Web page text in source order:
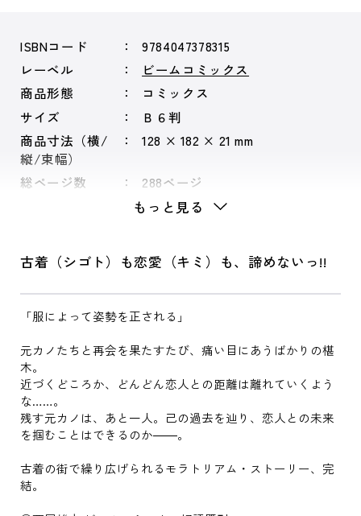
ISBNコード
9784047378315
レーベル
ビームコミックス
商品形態
コミックス
サイズ
Ｂ６判
商品寸法（横/
縦/束幅）
128 × 182 × 21 mm
総ページ数 288ページ
もっと見る
古着（シゴト）も恋愛（キミ）も、諦めないっ!!
「服によって姿勢を正される」
元カノたちと再会を果たすたび、痛い目にあうばかりの椹
木。
近づくどころか、どんどん恋人との距離は離れていくよう
な……。
残す元カノは、あと一人。己の過去を辿り、恋人との未来
を掴むことはできるのか――。
古着の街で繰り広げられるモラトリアム・ストーリー、完
結。